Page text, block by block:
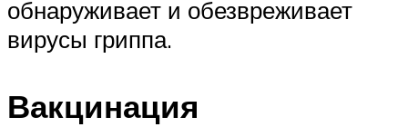
обнаруживает и обезвреживает
вирусы гриппа.
Вакцинация